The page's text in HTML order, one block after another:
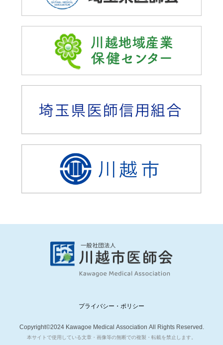
プライバシー・ポリシー
Copyright©2024 Kawagoe Medical Association All Rights Reserved.
本サイトで使用している文章・画像等の無断での複製・転載を禁止します。